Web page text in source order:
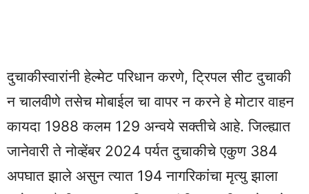
दुचाकीस्वारांनी हेल्मेट परिधान करणे, ट्रिपल सीट दुचाकी
न चालवीणे तसेच मोबाईल चा वापर न करने हे मोटार वाहन
कायदा 1988 कलम 129 अन्वये सक्तीचे आहे. जिल्ह्यात
जानेवारी ते नोव्हेंबर 2024 पर्यत दुचाकीचे एकुण 384
अपघात झाले असुन त्यात 194 नागरिकांचा मृत्यु झाला